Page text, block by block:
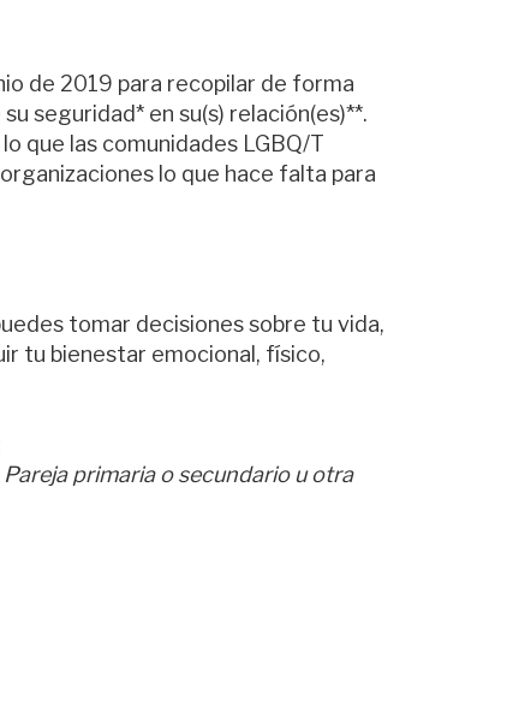
de 2019 para recopilar de forma
seguridad* en su(s) relación(es)**.
que las comunidades LGBQ/T
lo que hace falta para
tomar decisiones sobre tu vida,
tu bienestar emocional, físico,
Pareja primaria o secundario u otra